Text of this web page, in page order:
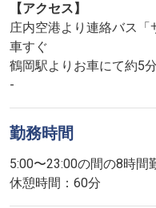
【アクセス】
庄内空港より連絡バス
車すぐ
鶴岡駅よりお車にて約5分
-
勤務時間
5:00〜23:00の間の8時間
休憩時間：60分